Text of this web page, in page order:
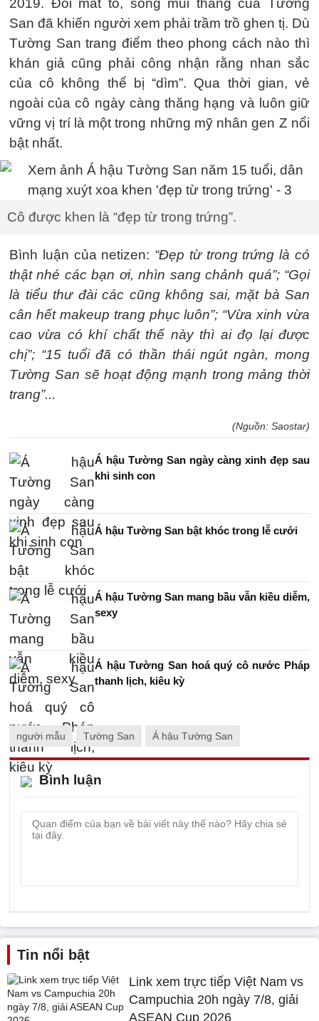
2019. Đôi mắt to, sống mũi thẳng của Tường
San đã khiến người xem phải trầm trồ ghen tị. Dù
Tường San trang điểm theo phong cách nào thì
khán giả cũng phải công nhận rằng nhan sắc
của cô không thể bị “dìm”. Qua thời gian, vẻ
ngoài của cô ngày càng thăng hạng và luôn giữ
vững vị trí là một trong những mỹ nhân gen Z nổi
bật nhất.
Cô được khen là “đẹp từ trong trứng”.
Bình luận của netizen: “Đẹp từ trong trứng là có
thật nhé các bạn ơi, nhìn sang chảnh quá”; “Gọi
là tiểu thư đài các cũng không sai, mặt bà San
cân hết makeup trang phục luôn”; “Vừa xinh vừa
cao vừa có khí chất thế này thì ai đọ lại được
chị”; “15 tuổi đã có thần thái ngút ngàn, mong
Tường San sẽ hoạt động mạnh trong mảng thời
trang”...
(Nguồn: Saostar)
Á hậu Tường San ngày càng xinh đẹp sau
khi sinh con
Á hậu Tường San bật khóc trong lễ cưới
Á hậu Tường San mang bầu vẫn kiều diễm,
sexy
Á hậu Tường San hoá quý cô nước Pháp
thanh lịch, kiêu kỳ
người mẫu Tường San Á hậu Tường San
Bình luận
Tin nổi bật
Link xem trực tiếp Việt Nam vs
Campuchia 20h ngày 7/8, giải
ASEAN Cup 2026